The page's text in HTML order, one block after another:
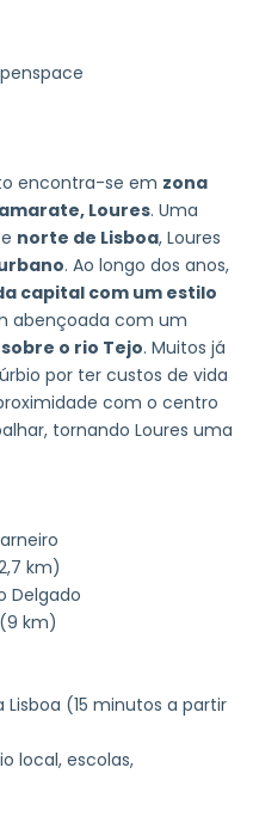
encontra-se em zona
Loures. Uma
norte de Lisboa, Loures
. Ao longo dos anos,
capital com um estilo
abençoada com um
o rio Tejo. Muitos já
por ter custos de vida
com o centro
tornando Loures uma
km)
Delgado
km)
(15 minutos a partir
local, escolas,